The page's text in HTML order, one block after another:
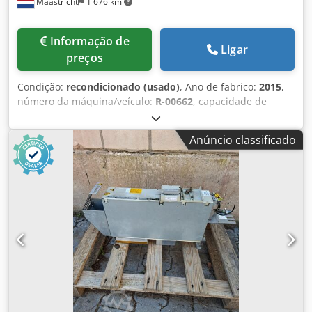
Fabricação do Gabinete: 02/2023 Comprimento do Cabo do
C101#EGN Djdpoztdpmefx Ac Esck Comprimento do Cabo
do Painel de Comando (m): 10
preços
Ligar
Condição: recondicionado (usado), Ano de fabrico: 2015,
número da máquina/veículo: R-00662, capacidade de
, alcance do braço:
controladores:IRC5, fabricante de terminais de
programação:DSQC679
, Robô ABB IRB 2600-20/1.65
recondicionado, fabricado em 10/2015. O robô é fornecido
com um controlador IRC5, incluindo o painel de comando
Flexpendant DSQC679. Os nossos especialistas realizaram
testes exaustivos no robô, após os quais efetuámos uma
manutenção de acordo com as especificações do
fabricante. O óleo é analisado para verificar a quantidade
de partículas de ferro, indicando o estado dos respetivos
eixos. Apenas os robôs em excelente estado mecânico
serão completamente recondicionados, garantindo uma
solução de longo prazo para os nossos clientes. Isto
permite-nos fornecer os nossos robôs com um período de
Anúncio classificado